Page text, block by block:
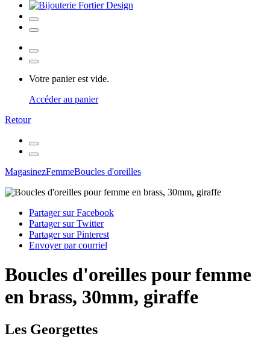
Votre panier est vide.
Accéder au panier
Retour
MagasinezFemmeBoucles d'oreilles
Partager sur Facebook
Partager sur Twitter
Partager sur Pinterest
Envoyer par courriel
Boucles d'oreilles pour femme
en brass, 30mm, giraffe
Les Georgettes